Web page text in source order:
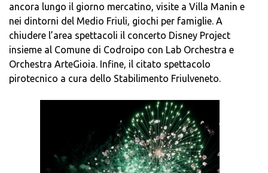
ancora lungo il giorno mercatino, visite a Villa Manin e
nei dintorni del Medio Friuli, giochi per famiglie. A
chiudere l’area spettacoli il concerto Disney Project
insieme al Comune di Codroipo con Lab Orchestra e
Orchestra ArteGioia. Infine, il citato spettacolo
pirotecnico a cura dello Stabilimento Friulveneto.